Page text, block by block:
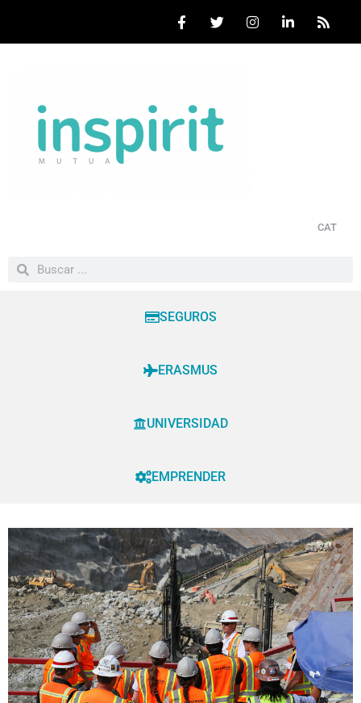
CAT
SEGUROS
ERASMUS
UNIVERSIDAD
EMPRENDER